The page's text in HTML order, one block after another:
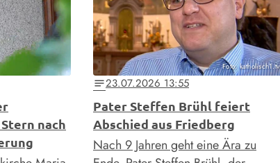
nach
Foto: katholisch1.tv
notes23.07.2026 13:55
Pater Steffen Brühl feiert
Abschied aus Friedberg
Nach 9 Jahren geht eine Ära zu